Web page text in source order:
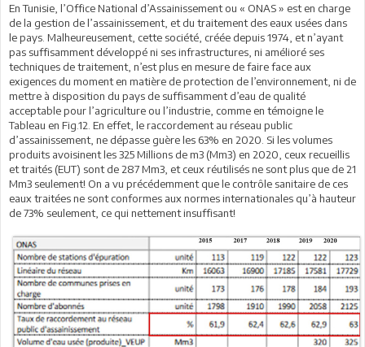
En Tunisie, l’Office National d’Assainissement ou « ONAS » est en charge
de la gestion de l’assainissement, et du traitement des eaux usées dans
le pays. Malheureusement, cette société, créée depuis 1974, et n’ayant
pas suffisamment développé ni ses infrastructures, ni amélioré ses
techniques de traitement, n’est plus en mesure de faire face aux
exigences du moment en matière de protection de l’environnement, ni de
mettre à disposition du pays de suffisamment d’eau de qualité
acceptable pour l’agriculture ou l’industrie, comme en témoigne le
Tableau en Fig.12. En effet, le raccordement au réseau public
d’assainissement, ne dépasse guère les 63% en 2020. Si les volumes
produits avoisinent les 325 Millions de m3 (Mm3) en 2020, ceux recueillis
et traités (EUT) sont de 287 Mm3, et ceux réutilisés ne sont plus que de 21
Mm3 seulement! On a vu précédemment que le contrôle sanitaire de ces
eaux traitées ne sont conformes aux normes internationales qu’à hauteur
de 73% seulement, ce qui nettement insuffisant!